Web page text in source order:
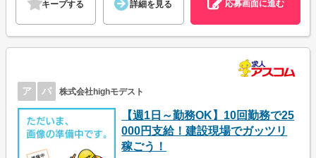
キープする 詳細を見る 応募画面に進む
ア パ 株式会社highモデスト
【週1日～勤務OK】10回勤務で25
000円支給！建設現場でガッツリ
稼ごう！